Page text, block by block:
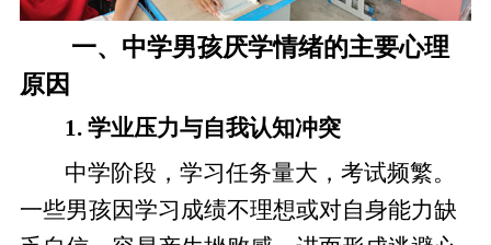
一、中学男孩厌学情绪的主要心理
原因
1. 学业压力与自我认知冲突
中学阶段，学习任务量大，考试频繁。
一些男孩因学习成绩不理想或对自身能力缺